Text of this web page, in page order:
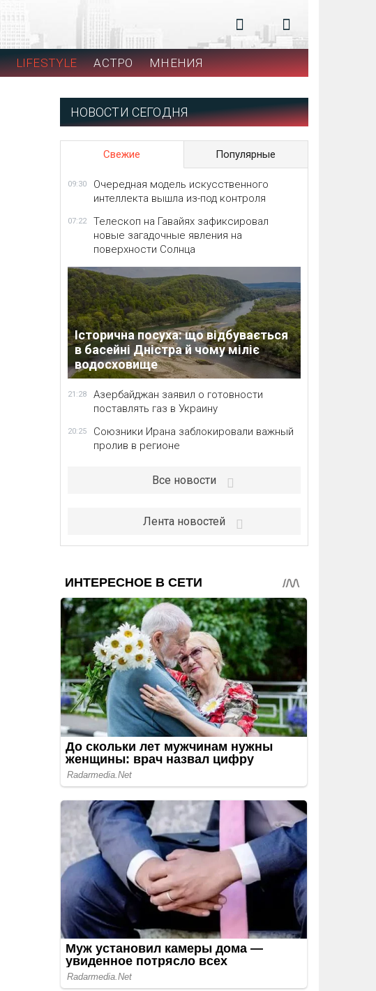
LIFESTYLE АСТРО МНЕНИЯ
НОВОСТИ СЕГОДНЯ
Свежие Популярные
09:30
Очередная модель искусственного
интеллекта вышла из-под контроля
07:22
Телескоп на Гавайях зафиксировал
новые загадочные явления на
поверхности Солнца
Історична посуха: що відбувається
в басейні Дністра й чому міліє
водосховище
21:28
Азербайджан заявил о готовности
поставлять газ в Украину
20:25
Союзники Ирана заблокировали важный
пролив в регионе
Все новости
Лента новостей